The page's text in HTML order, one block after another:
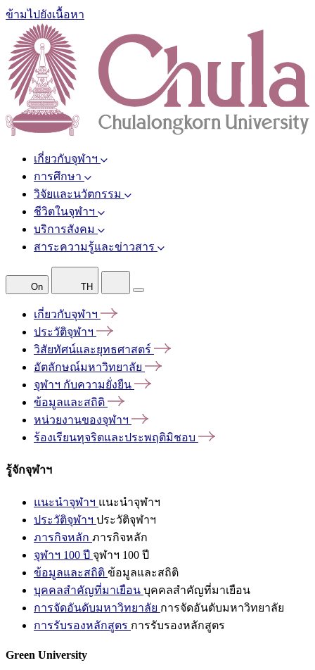
ข้ามไปยังเนื้อหา
เกี่ยวกับจุฬาฯ
การศึกษา
วิจัยและนวัตกรรม
ชีวิตในจุฬาฯ
บริการสังคม
สาระความรู้และข่าวสาร
On TH
เกี่ยวกับจุฬาฯ
ประวัติจุฬาฯ
วิสัยทัศน์และยุทธศาสตร์
อัตลักษณ์มหาวิทยาลัย
จุฬาฯ กับความยั่งยืน
ข้อมูลและสถิติ
หน่วยงานของจุฬาฯ
ร้องเรียนทุจริตและประพฤติมิชอบ
รู้จักจุฬาฯ
แนะนำจุฬาฯ แนะนำจุฬาฯ
ประวัติจุฬาฯ ประวัติจุฬาฯ
ภารกิจหลัก ภารกิจหลัก
จุฬาฯ 100 ปี จุฬาฯ 100 ปี
ข้อมูลและสถิติ ข้อมูลและสถิติ
บุคคลสำคัญที่มาเยือน บุคคลสำคัญที่มาเยือน
การจัดอันดับมหาวิทยาลัย การจัดอันดับมหาวิทยาลัย
การรับรองหลักสูตร การรับรองหลักสูตร
Green University